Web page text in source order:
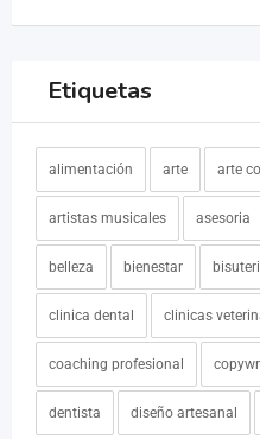
Etiquetas
alimentación arte arte
artistas musicales asesoria
belleza bienestar
clinica dental clinicas
coaching profesional
dentista diseño artesanal